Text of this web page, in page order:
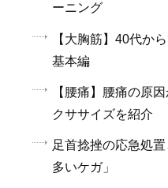
ーニング
【大胸筋】40代か
基本編
【腰痛】腰痛の原
クササイズを紹介
足首捻挫の応急処
多いケガ」